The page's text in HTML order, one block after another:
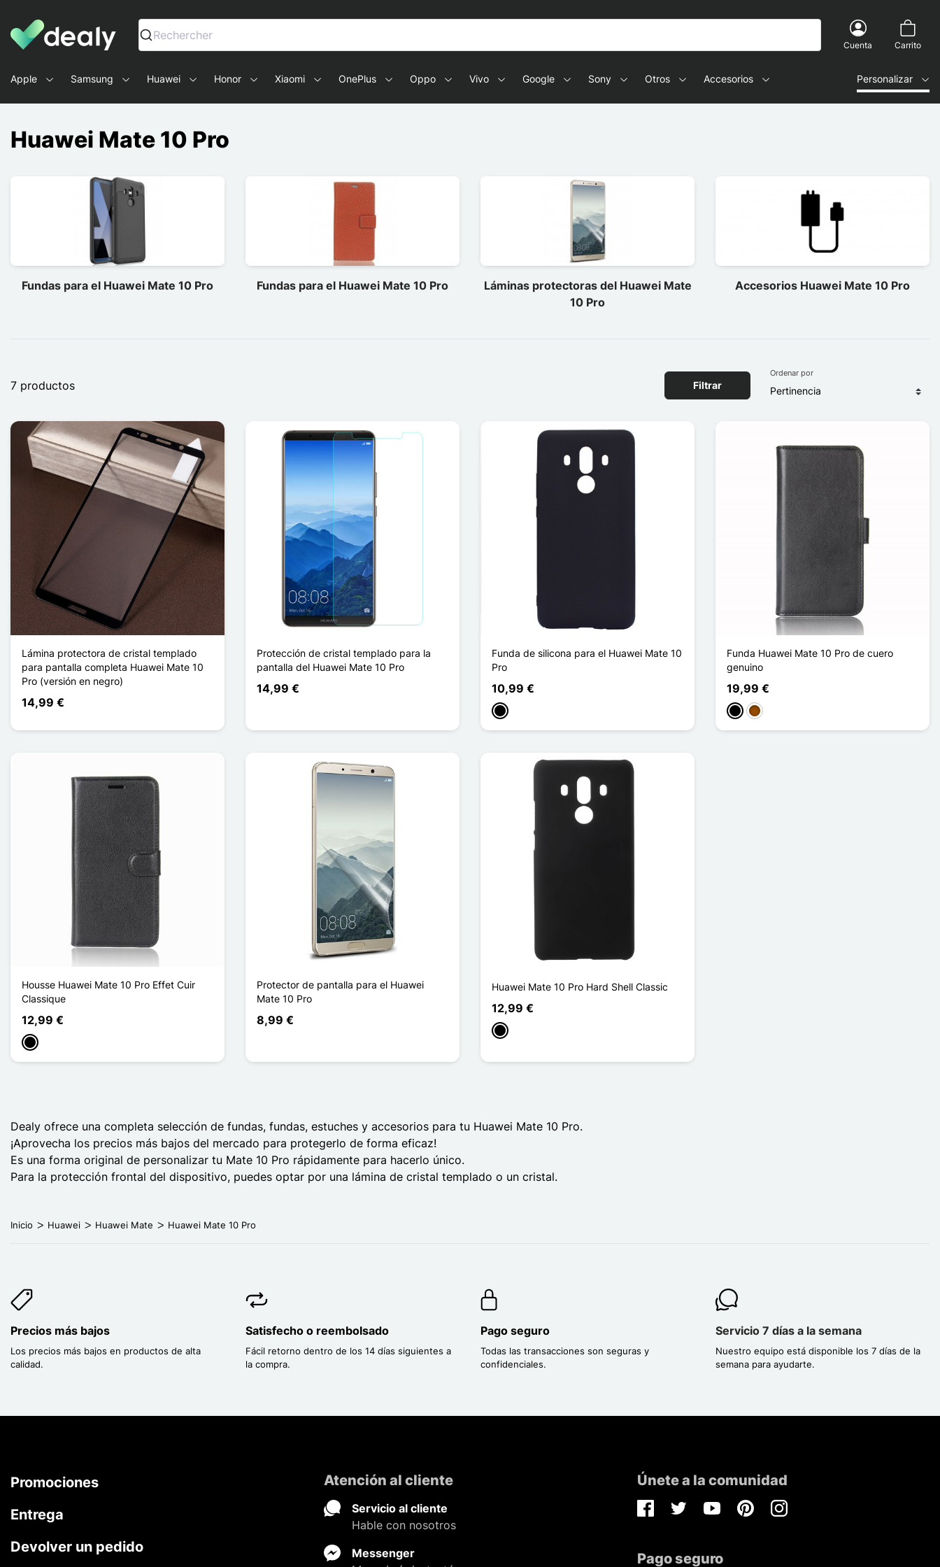
Dealy - Fundas y accesorios para smartphones y tablets
Rechercher
Cuenta Carrito
Apple Samsung Huawei Honor Xiaomi OnePlus Oppo Vivo Google Sony Otros Accesorios Personalizar
Huawei Mate 10 Pro
Fundas para el Huawei Mate 10 Pro Fundas para el Huawei Mate 10 Pro
Láminas protectoras del Huawei Mate
10 Pro
Accesorios Huawei Mate 10 Pro
7 productos Filtrar
Ordenar por
Lámina protectora de cristal templado
para pantalla completa Huawei Mate 10
Pro (versión en negro)
14,99 €
Protección de cristal templado para la
pantalla del Huawei Mate 10 Pro
14,99 €
Funda de silicona para el Huawei Mate 10
Pro
10,99 €
Negro
Funda Huawei Mate 10 Pro de cuero
genuino
19,99 €
NegroMarrón
Housse Huawei Mate 10 Pro Effet Cuir
Classique
12,99 €
Negro
Protector de pantalla para el Huawei
Mate 10 Pro
8,99 €
Huawei Mate 10 Pro Hard Shell Classic
12,99 €
Negro
Dealy ofrece una completa selección de fundas, fundas, estuches y accesorios para tu Huawei Mate 10 Pro.
¡Aprovecha los precios más bajos del mercado para protegerlo de forma eficaz!
Es una forma original de personalizar tu Mate 10 Pro rápidamente para hacerlo único.
Para la protección frontal del dispositivo, puedes optar por una lámina de cristal templado o un cristal.
Inicio Huawei Huawei Mate Huawei Mate 10 Pro
Precios más bajos
Los precios más bajos en productos de alta
calidad.
Satisfecho o reembolsado
Fácil retorno dentro de los 14 días siguientes a
la compra.
Pago seguro
Todas las transacciones son seguras y
confidenciales.
Servicio 7 días a la semana
Nuestro equipo está disponible los 7 días de la
semana para ayudarte.
Promociones
Entrega
Devolver un pedido
Atención al cliente
Servicio al cliente
Hable con nosotros
Messenger
Únete a la comunidad
FacebookTwitterYoutubePinterestInstagram
Pago seguro